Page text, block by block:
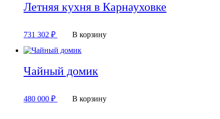
Летняя кухня в Карнауховке
731 302 ₽ В корзину
Чайный домик
480 000 ₽ В корзину